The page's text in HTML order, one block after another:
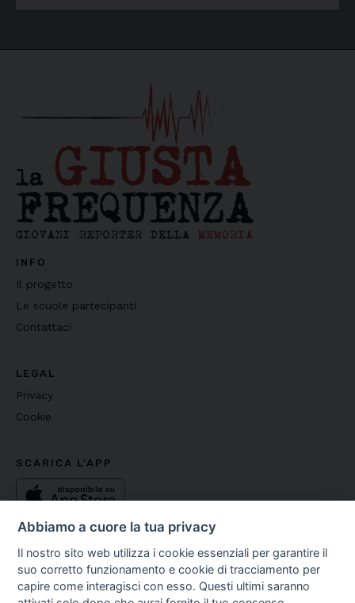
INFO
Il progetto
Le scuole partecipanti
Contattaci
LEGAL
Privacy
Cookie
SCARICA L'APP
Abbiamo a cuore la tua privacy
Il nostro sito web utilizza i cookie essenziali per garantire il
suo corretto funzionamento e cookie di tracciamento per
capire come interagisci con esso. Questi ultimi saranno